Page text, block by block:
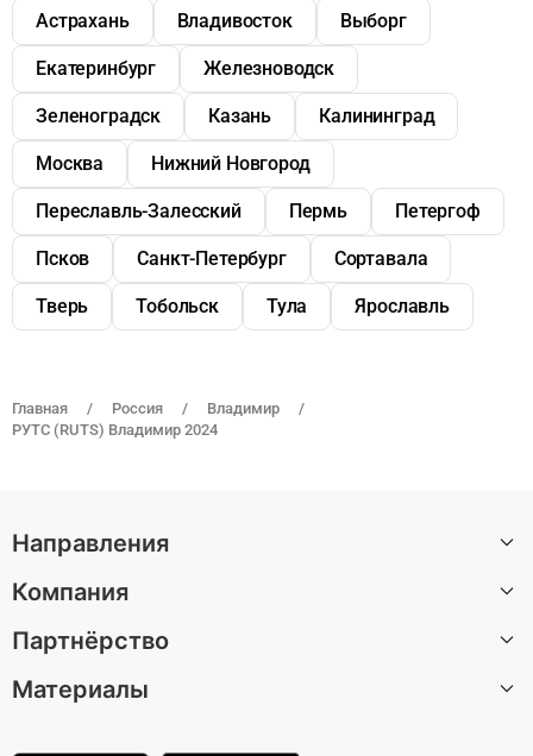
Главная Россия
Владимир
РУТС (RUTS) Владимир 2024
Астрахань Владивосток Выборг
Екатеринбург Железноводск
Зеленоградск Казань Калининград
Москва Нижний Новгород
Переславль-Залесский Пермь Петергоф
Псков Санкт-Петербург Сортавала
Тверь Тобольск Тула Ярославль
Направления
Санкт-Петербург
Москва
Барселона
Компания
О нас
Вакансии
Партнёрство
Стать автором экскурсии
Материалы